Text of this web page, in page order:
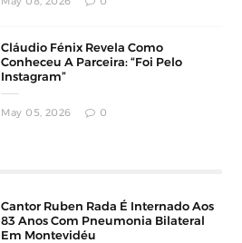
Cláudio Fénix Revela Como
Conheceu A Parceira: “Foi Pelo
Instagram”
May 05, 2026 0
Cantor Ruben Rada É Internado Aos
83 Anos Com Pneumonia Bilateral
Em Montevidéu